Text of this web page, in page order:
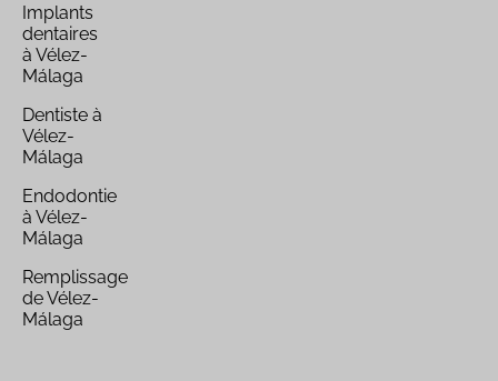
Implants
dentaires
à Vélez-
Málaga
Dentiste à
Vélez-
Málaga
Endodontie
à Vélez-
Málaga
Remplissage
de Vélez-
Málaga